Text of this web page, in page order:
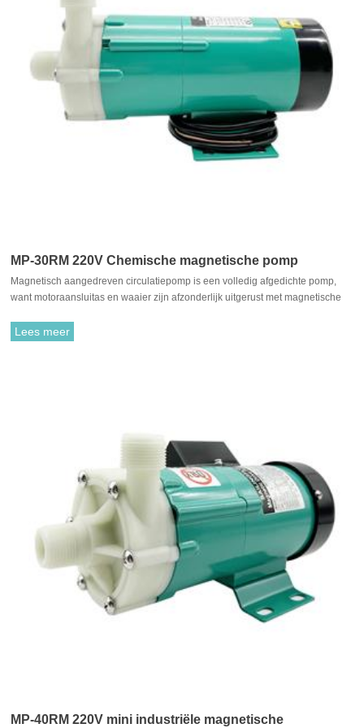
MP-30RM 220V Chemische magnetische pomp
Magnetisch aangedreven circulatiepomp is een volledig afgedichte pomp,
want motoraansluitas en waaier zijn afzonderlijk uitgerust met magnetische
passen met traditionele asafdichting. De rotatie van de motor drijft de waaier
Lees meer
MP-40RM 220V mini industriële magnetische